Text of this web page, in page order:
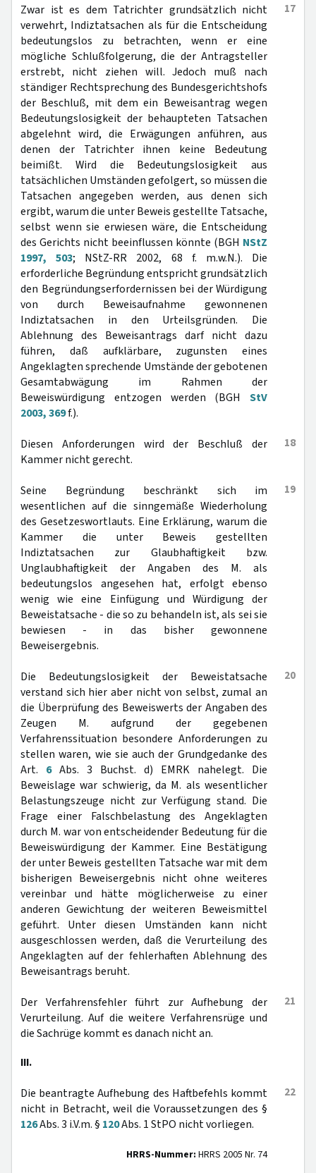
17
Zwar ist es dem Tatrichter grundsätzlich nicht
verwehrt, Indiztatsachen als für die Entscheidung
bedeutungslos zu betrachten, wenn er eine
mögliche Schlußfolgerung, die der Antragsteller
erstrebt, nicht ziehen will. Jedoch muß nach
ständiger Rechtsprechung des Bundesgerichtshofs
der Beschluß, mit dem ein Beweisantrag wegen
Bedeutungslosigkeit der behaupteten Tatsachen
abgelehnt wird, die Erwägungen anführen, aus
denen der Tatrichter ihnen keine Bedeutung
beimißt. Wird die Bedeutungslosigkeit aus
tatsächlichen Umständen gefolgert, so müssen die
Tatsachen angegeben werden, aus denen sich
ergibt, warum die unter Beweis gestellte Tatsache,
selbst wenn sie erwiesen wäre, die Entscheidung
des Gerichts nicht beeinflussen könnte (BGH NStZ
1997, 503; NStZ-RR 2002, 68 f. m.w.N.). Die
erforderliche Begründung entspricht grundsätzlich
den Begründungserfordernissen bei der Würdigung
von durch Beweisaufnahme gewonnenen
Indiztatsachen in den Urteilsgründen. Die
Ablehnung des Beweisantrags darf nicht dazu
führen, daß aufklärbare, zugunsten eines
Angeklagten sprechende Umstände der gebotenen
Gesamtabwägung im Rahmen der
Beweiswürdigung entzogen werden (BGH StV
2003, 369f.).
18
Diesen Anforderungen wird der Beschluß der
Kammer nicht gerecht.
19
Seine Begründung beschränkt sich im
wesentlichen auf die sinngemäße Wiederholung
des Gesetzeswortlauts. Eine Erklärung, warum die
Kammer die unter Beweis gestellten
Indiztatsachen zur Glaubhaftigkeit bzw.
Unglaubhaftigkeit der Angaben des M. als
bedeutungslos angesehen hat, erfolgt ebenso
wenig wie eine Einfügung und Würdigung der
Beweistatsache - die so zu behandeln ist, als sei sie
bewiesen - in das bisher gewonnene
Beweisergebnis.
20
Die Bedeutungslosigkeit der Beweistatsache
verstand sich hier aber nicht von selbst, zumal an
die Überprüfung des Beweiswerts der Angaben des
Zeugen M. aufgrund der gegebenen
Verfahrenssituation besondere Anforderungen zu
stellen waren, wie sie auch der Grundgedanke des
Art. 6Abs. 3 Buchst. d) EMRK nahelegt. Die
Beweislage war schwierig, da M. als wesentlicher
Belastungszeuge nicht zur Verfügung stand. Die
Frage einer Falschbelastung des Angeklagten
durch M. war von entscheidender Bedeutung für die
Beweiswürdigung der Kammer. Eine Bestätigung
der unter Beweis gestellten Tatsache war mit dem
bisherigen Beweisergebnis nicht ohne weiteres
vereinbar und hätte möglicherweise zu einer
anderen Gewichtung der weiteren Beweismittel
geführt. Unter diesen Umständen kann nicht
ausgeschlossen werden, daß die Verurteilung des
Angeklagten auf der fehlerhaften Ablehnung des
Beweisantrags beruht.
21
Der Verfahrensfehler führt zur Aufhebung der
Verurteilung. Auf die weitere Verfahrensrüge und
die Sachrüge kommt es danach nicht an.
III.
22
Die beantragte Aufhebung des Haftbefehls kommt
nicht in Betracht, weil die Voraussetzungen des §
126Abs. 3 i.V.m. § 120Abs. 1 StPO nicht vorliegen.
HRRS-Nummer: HRRS 2005 Nr. 74